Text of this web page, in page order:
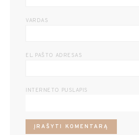
VARDAS
EL. PAŠTO ADRESAS
INTERNETO PUSLAPIS